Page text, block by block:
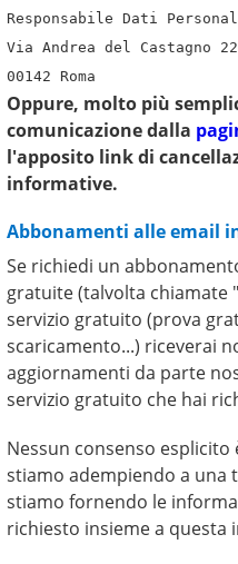
Responsabile Dati
Via Andrea del Castagno
00142 Roma
Oppure, molto più
comunicazione dalla
l'apposito link di
informative.
Abbonamenti alle email
Se richiedi un
gratuite (talvolta chiamate
servizio gratuito (prova
scaricamento...) riceverai
aggiornamenti da parte
servizio gratuito che hai
Nessun consenso
stiamo adempiendo a una
stiamo fornendo le
richiesto insieme a questa